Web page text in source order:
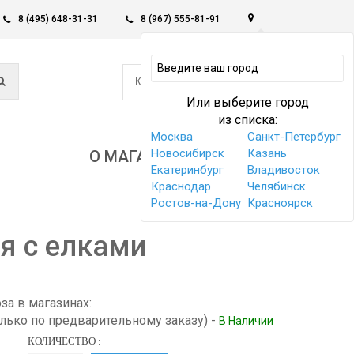
8 (495) 648-31-31 8 (967) 555-81-91
Или выберите город
из списка:
Москва
Санкт-Петербург
Новосибирск
Казань
Екатеринбург
Владивосток
Краснодар
Челябинск
Ростов-на-Дону Красноярск
КОРЗИНА -
0
О МАГАЗИНЕ
с елками
в магазинах:
по предварительному заказу) - В Наличии
КОЛИЧЕСТВО :